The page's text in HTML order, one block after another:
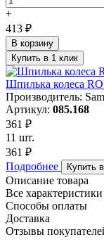
+
413 ₽
В корзину
Купить в 1 клик
Шпилька колеса
Производитель:
Артикул: 085.168
361 ₽
11 шт.
361 ₽
Подробнее
Купить
Описание товара
Все характеристики
Способы оплаты
Доставка
Отзывы